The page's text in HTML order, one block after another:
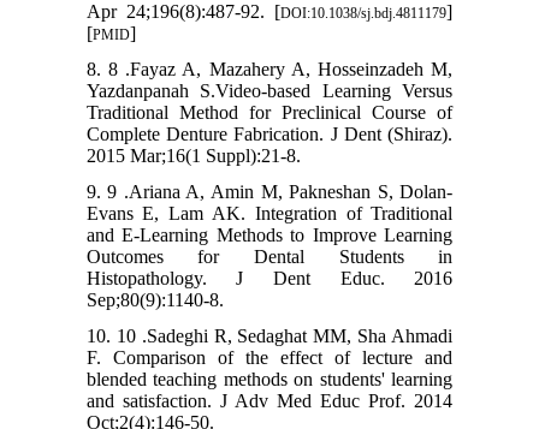
Apr 24;196(8):487-92. [DOI:10.1038/sj.bdj.4811179]
[PMID]
8. 8 .Fayaz A, Mazahery A, Hosseinzadeh M,
Yazdanpanah S.Video-based Learning Versus
Traditional Method for Preclinical Course of
Complete Denture Fabrication. J Dent (Shiraz).
2015 Mar;16(1 Suppl):21-8.
9. 9 .Ariana A, Amin M, Pakneshan S, Dolan-
Evans E, Lam AK. Integration of Traditional
and E-Learning Methods to Improve Learning
Outcomes for Dental Students in
Histopathology. J Dent Educ. 2016
Sep;80(9):1140-8.
10. 10 .Sadeghi R, Sedaghat MM, Sha Ahmadi
F. Comparison of the effect of lecture and
blended teaching methods on students' learning
and satisfaction. J Adv Med Educ Prof. 2014
Oct;2(4):146-50.